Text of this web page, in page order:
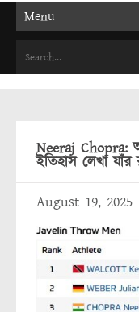
Menu
Neeraj Chopra:
ইতিহাস লেখা
August 19, 2025